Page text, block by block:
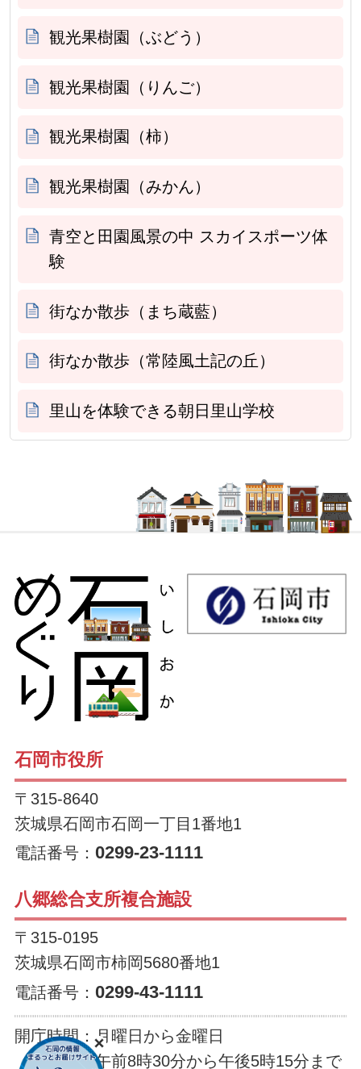
観光果樹園（ぶどう）
観光果樹園（りんご）
観光果樹園（柿）
観光果樹園（みかん）
青空と田園風景の中 スカイスポーツ体
験
街なか散歩（まち蔵藍）
街なか散歩（常陸風土記の丘）
里山を体験できる朝日里山学校
石岡市観光情報サイト
石岡市役所
〒315-8640
茨城県石岡市石岡一丁目1番地1
電話番号： 0299-23-1111
八郷総合支所複合施設
〒315-0195
茨城県石岡市柿岡5680番地1
電話番号： 0299-43-1111
開庁時間：月曜日から金曜日
午前8時30分から午後5時15分まで